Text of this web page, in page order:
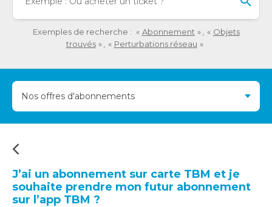
la
Exemples de recherche : Abonnement
Objets
trouvés
Perturbations réseau
Nos offres d'abonnements
J’ai un abonnement sur carte TBM et je
souhaite prendre mon futur abonnement
sur l’app TBM ?